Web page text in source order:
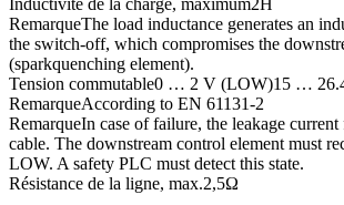
RemarqueThe load inductance generates an
the switch-off, which compromises the
(sparkquenching element).
Tension commutable0 … 2 V (LOW)15 …
RemarqueAccording to EN 61131-2
RemarqueIn case of failure, the leakage
cable. The downstream control element must
LOW. A safety PLC must detect this state.
Résistance de la ligne, max.2,5Ω